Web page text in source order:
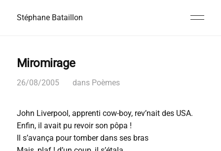
Stéphane Bataillon
Miromirage
26/08/2005 dans Poèmes
John Liverpool, apprenti cow-boy, rev’nait des USA.
Enfin, il avait pu revoir son pôpa !
Il s’avança pour tomber dans ses bras